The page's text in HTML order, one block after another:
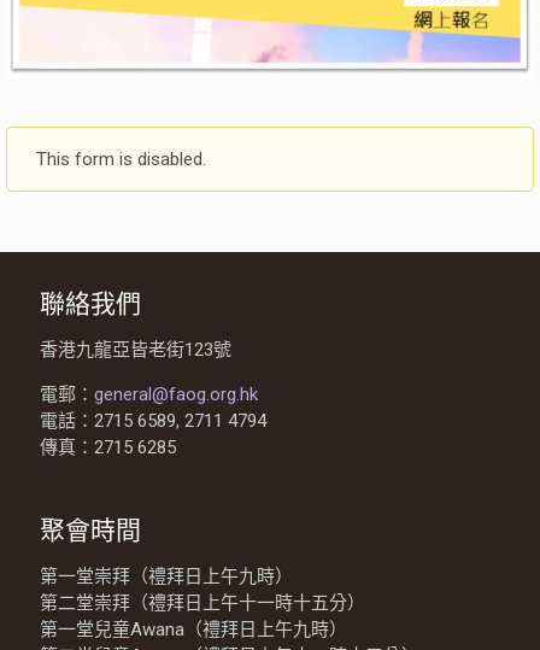
This form is disabled.
聯絡我們
香港九龍亞皆老街123號
電郵： general@faog.org.hk
電話：2715 6589, 2711 4794
傳真：2715 6285
聚會時間
第一堂崇拜（禮拜日上午九時）
第二堂崇拜（禮拜日上午十一時十五分）
第一堂兒童Awana（禮拜日上午九時）